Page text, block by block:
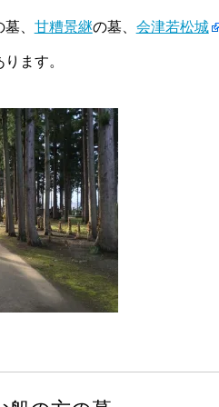
、 甘糟景継の墓、 会津若松城
ます。